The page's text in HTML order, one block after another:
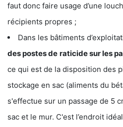
faut donc faire usage d’une
récipients propres ;
Dans les bâtiments
des postes de raticide sur les
ce qui est de la disposition des
stockage en sac (aliments du
s'effectue sur un passage de 5
sac et le mur. C'est l’endroit